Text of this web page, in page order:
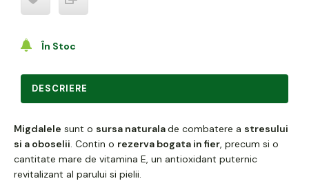
În Stoc
DESCRIERE
Migdalele sunt o sursa naturalade combatere a stresului
si a oboselii. Contin o rezerva bogata in fier, precum si o
cantitate mare de vitamina E, un antioxidant puternic
revitalizant al parului si pielii.